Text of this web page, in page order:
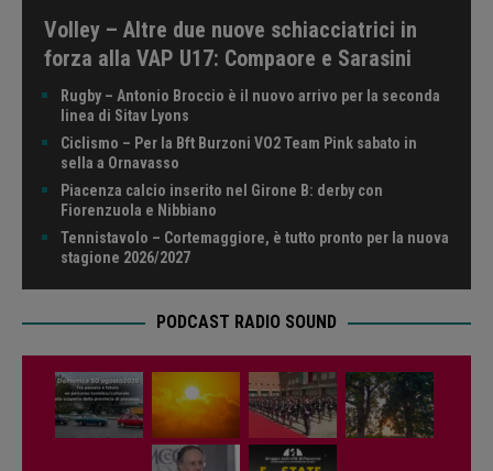
Volley – Altre due nuove schiacciatrici in
forza alla VAP U17: Compaore e Sarasini
Rugby – Antonio Broccio è il nuovo arrivo per la seconda
linea di Sitav Lyons
Ciclismo – Per la Bft Burzoni VO2 Team Pink sabato in
sella a Ornavasso
Piacenza calcio inserito nel Girone B: derby con
Fiorenzuola e Nibbiano
Tennistavolo – Cortemaggiore, è tutto pronto per la nuova
stagione 2026/2027
PODCAST RADIO SOUND